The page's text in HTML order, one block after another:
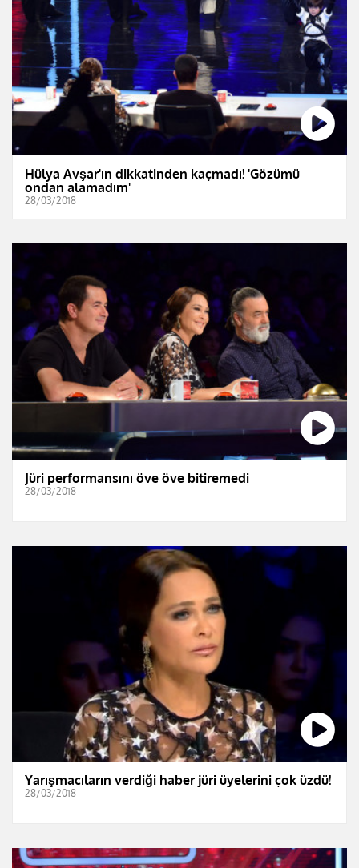
Hülya Avşar'ın dikkatinden kaçmadı! 'Gözümü
ondan alamadım'
28/03/2018
Jüri performansını öve öve bitiremedi
28/03/2018
Yarışmacıların verdiği haber jüri üyelerini çok üzdü!
28/03/2018